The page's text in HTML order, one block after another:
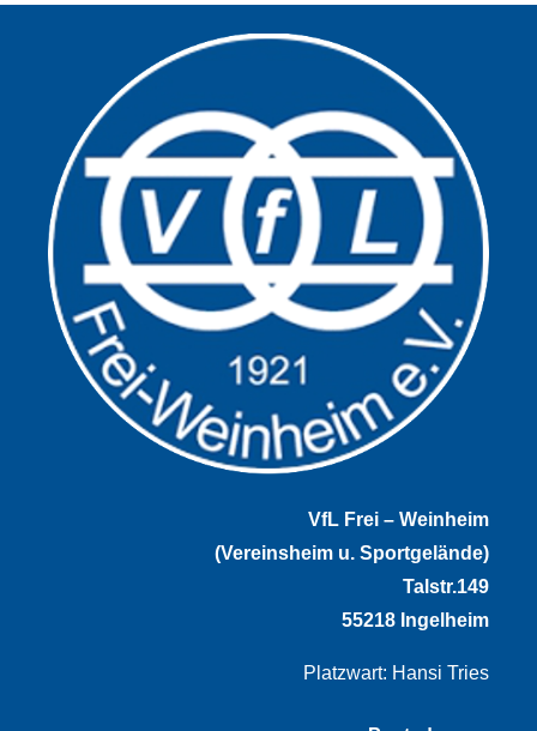
VfL Frei – Weinheim
(Vereinsheim u. Sportgelände)
Talstr.149
55218 Ingelheim
Platzwart: Hansi Tries